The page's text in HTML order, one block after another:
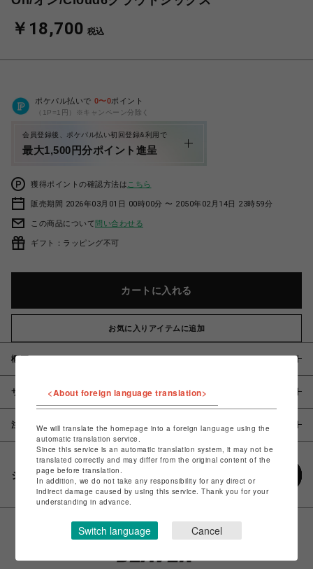
￥18,700 税込
ポケパル払いで 0〜0ポイント
（1P=1円）※キャンペーン分除く
会員登録後、ポケパル払い初回登録&利用で
最大1,500円分ポイント進呈
獲得ポイントの確認方法は こちら
販売期間 2026年03月01日 00時00分 〜 2050年02月14日 23時59分
この商品について問い合わせる
ギフト：ラッピング不可
カートに入れる
お気に入りアイテムに追加
概要
サイズ
注意事項
シェアする
<About foreign language translation>
We will translate the homepage into a foreign language using the
automatic translation service.
Since this service is an automatic translation system, it may not be
translated correctly and may differ from the original content of the
page before translation.
In addition, we do not take any responsibility for any direct or
indirect damage caused by using this service. Thank you for your
understanding in advance.
Switch language Cancel